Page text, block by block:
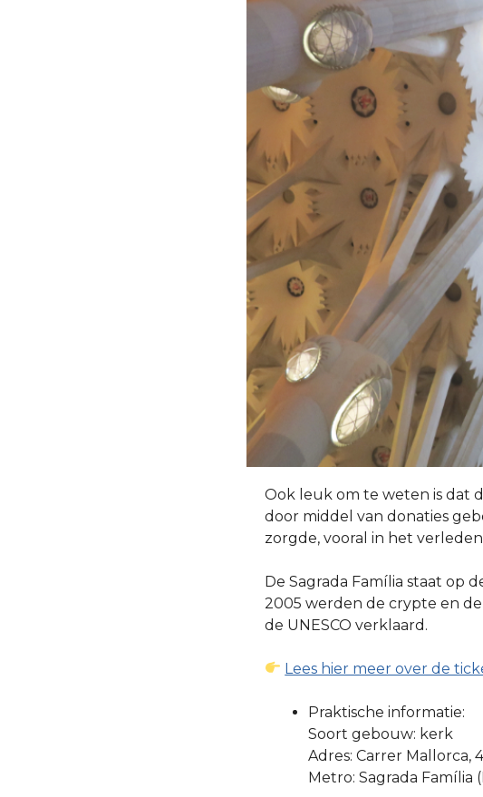
Ook leuk om te weten is dat
door middel van donaties
zorgde, vooral in het
De Sagrada Família staat op
2005 werden de crypte en
de UNESCO verklaard.
Lees hier meer over de
Praktische informatie:
Soort gebouw: kerk
Adres: Carrer Mallorca,
Metro: Sagrada Família